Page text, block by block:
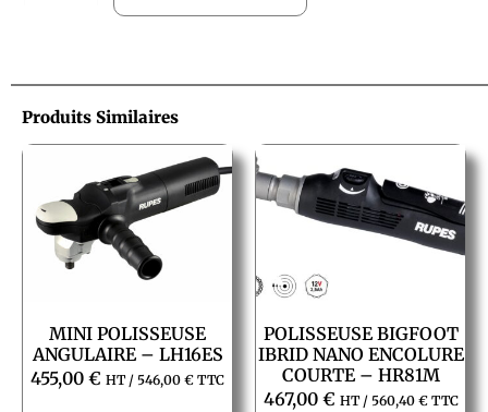
Produits Similaires
MINI POLISSEUSE
ANGULAIRE – LH16ES
455,00 € HT / 546,00 € TTC
POLISSEUSE BIGFOOT
IBRID NANO ENCOLURE
COURTE – HR81M
467,00 € HT / 560,40 €TTC